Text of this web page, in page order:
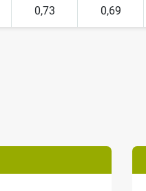
0,73 0,69